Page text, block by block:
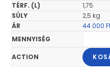
1,75
2,5 kg
44 000